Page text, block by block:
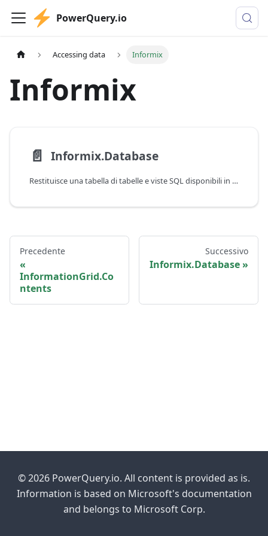
PowerQuery.io
Accessing data Informix
Informix
📄️ Informix.Database
Restituisce una tabella di tabelle e viste SQL disponibili in un database Informix.
Precedente
InformationGrid.Co
ntents
Successivo
Informix.Database
© 2026 PowerQuery.io. All content is provided as is.
Information is based on Microsoft's documentation
and belongs to Microsoft Corp.